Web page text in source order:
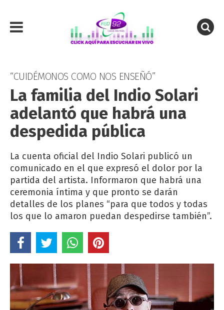
“CUIDÉMONOS COMO NOS ENSEÑÓ”
La familia del Indio Solari
adelantó que habrá una
despedida pública
La cuenta oficial del Indio Solari publicó un
comunicado en el que expresó el dolor por la
partida del artista. Informaron que habrá una
ceremonia íntima y que pronto se darán
detalles de los planes “para que todos y todas
los que lo amaron puedan despedirse también”.